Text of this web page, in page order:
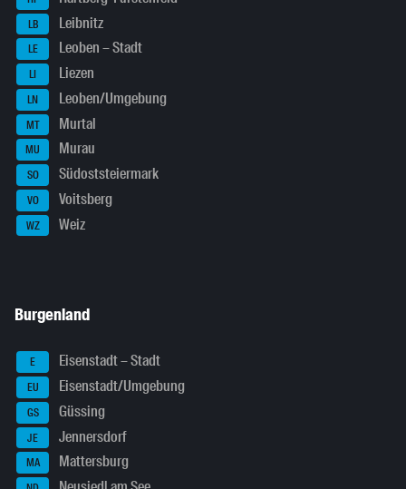
LB Leibnitz
LE Leoben – Stadt
LI Liezen
LN Leoben/Umgebung
MT Murtal
MU Murau
SO Südoststeiermark
VO Voitsberg
WZ Weiz
Burgenland
E Eisenstadt – Stadt
EU Eisenstadt/Umgebung
GS Güssing
JE Jennersdorf
MA Mattersburg